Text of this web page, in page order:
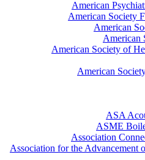
American
American Society
American
American
American Society of
American
ASA
ASME
Association
Association for the Advancement